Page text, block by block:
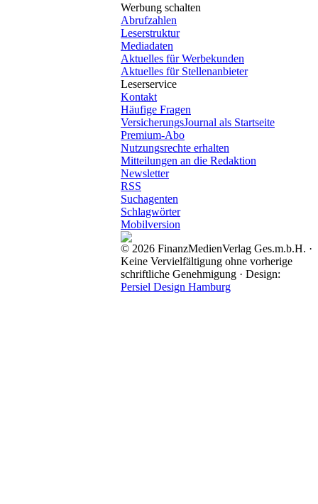
Werbung schalten
Abrufzahlen
Leserstruktur
Mediadaten
Aktuelles für Werbekunden
Aktuelles für Stellenanbieter
Leserservice
Kontakt
Häufige Fragen
VersicherungsJournal als Startseite
Premium-Abo
Nutzungsrechte erhalten
Mitteilungen an die Redaktion
Newsletter
RSS
Suchagenten
Schlagwörter
Mobilversion
© 2026 FinanzMedienVerlag Ges.m.b.H. ·
Keine Vervielfältigung ohne vorherige
schriftliche Genehmigung · Design:
Persiel Design Hamburg